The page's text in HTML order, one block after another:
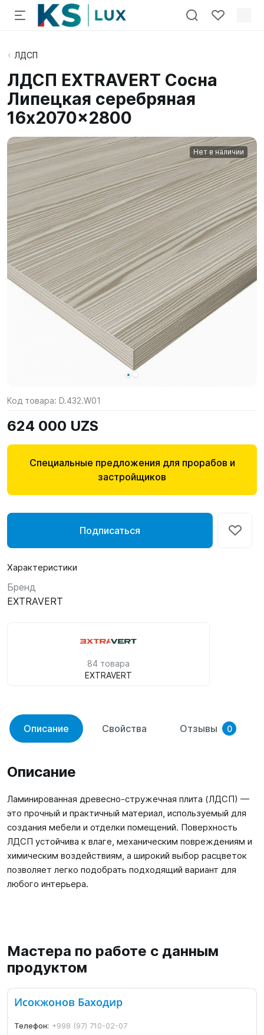
ЛДСП
ЛДСП EXTRAVERT Сосна
Липецкая серебряная
16x2070x2800
Нет в наличии
Код товара: D.432.W01
624 000 UZS
Специальные предложения для прорабов и
застройщиков
Подписаться
Характеристики
Бренд
EXTRAVERT
84 товара
EXTRAVERT
Описание Свойства Отзывы 0
Описание
Ламинированная древесно-стружечная плита (ЛДСП) —
это прочный и практичный материал, используемый для
создания мебели и отделки помещений. Поверхность
ЛДСП устойчива к влаге, механическим повреждениям и
химическим воздействиям, а широкий выбор расцветок
позволяет легко подобрать подходящий вариант для
любого интерьера.
Мастера по работе с данным
продуктом
Исокжонов Баходир
Телефон: +998 (97) 710-02-07